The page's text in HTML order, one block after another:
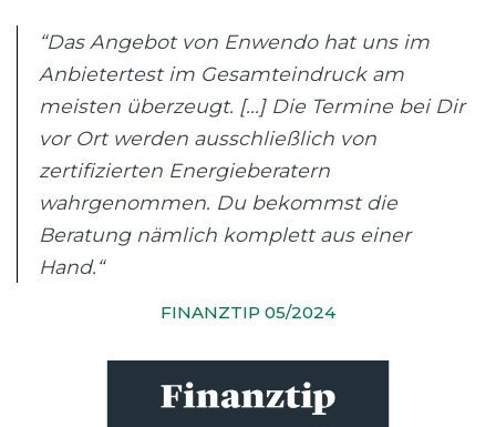
“Das Angebot von Enwendo hat uns im
Anbietertest im Gesamteindruck am
meisten überzeugt. [...] Die Termine bei Dir
vor Ort werden ausschließlich von
zertifizierten Energieberatern
wahrgenommen. Du bekommst die
Beratung nämlich komplett aus einer
Hand.“
FINANZTIP 05/2024